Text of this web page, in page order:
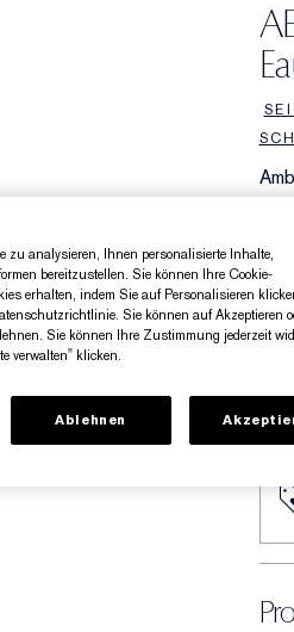
zu analysieren, Ihnen personalisierte Inhalte,
bereitzustellen. Sie können Ihre Cookie-
erhalten, indem Sie auf Personalisieren
Sie können auf Akzeptieren
Sie können Ihre Zustimmung jederzeit
verwalten" klicken.
Ablehnen